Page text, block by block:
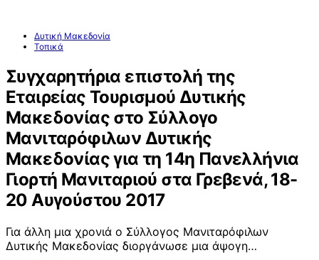
Δυτική Μακεδονία
Τοπικά
Συγχαρητήρια επιστολή της
Εταιρείας Τουρισμού Δυτικής
Μακεδονίας στο Σύλλογο
Μανιταρόφιλων Δυτικής
Μακεδονίας για τη 14η Πανελλήνια
Γιορτή Μανιταριού στα Γρεβενά, 18-
20 Αυγούστου 2017
Για άλλη μια χρονιά ο Σύλλογος Μανιταρόφιλων
Δυτικής Μακεδονίας διοργάνωσε μια άψογη…